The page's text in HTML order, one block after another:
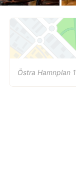
Östra Hamnplan 1